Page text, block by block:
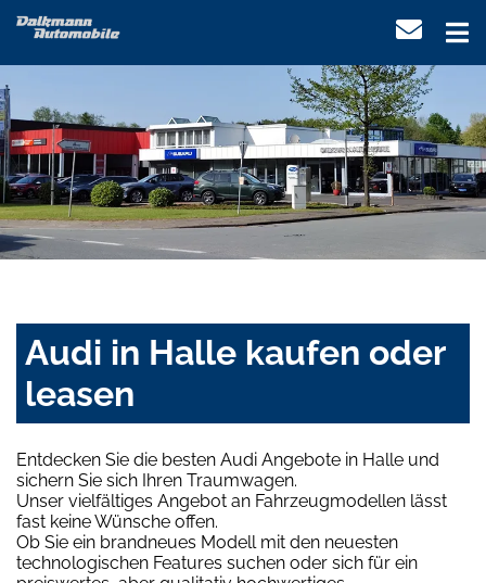
Audi in Halle kaufen oder
leasen
Entdecken Sie die besten Audi Angebote in Halle und
sichern Sie sich Ihren Traumwagen.
Unser vielfältiges Angebot an Fahrzeugmodellen lässt
fast keine Wünsche offen.
Ob Sie ein brandneues Modell mit den neuesten
technologischen Features suchen oder sich für ein